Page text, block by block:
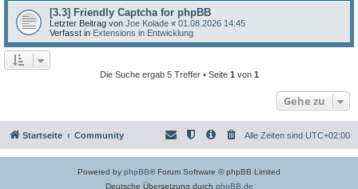
[3.3] Friendly Captcha for phpBB
Letzter Beitrag von Joe Kolade « 01.08.2026 14:45
Verfasst in Extensions in Entwicklung
Die Suche ergab 5 Treffer • Seite 1von 1
Gehe zu
Startseite Community Alle Zeiten sind UTC+02:00
Powered by phpBB® Forum Software © phpBB Limited
Deutsche Übersetzung durch phpBB.de